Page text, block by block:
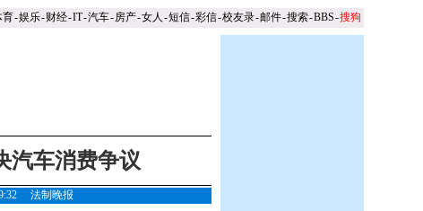
育-娱乐-财经-IT-汽车-房产-女人 -短信-彩信-校友录-邮件-搜索-BBS-搜狗
汽车消费争议
法制晚报